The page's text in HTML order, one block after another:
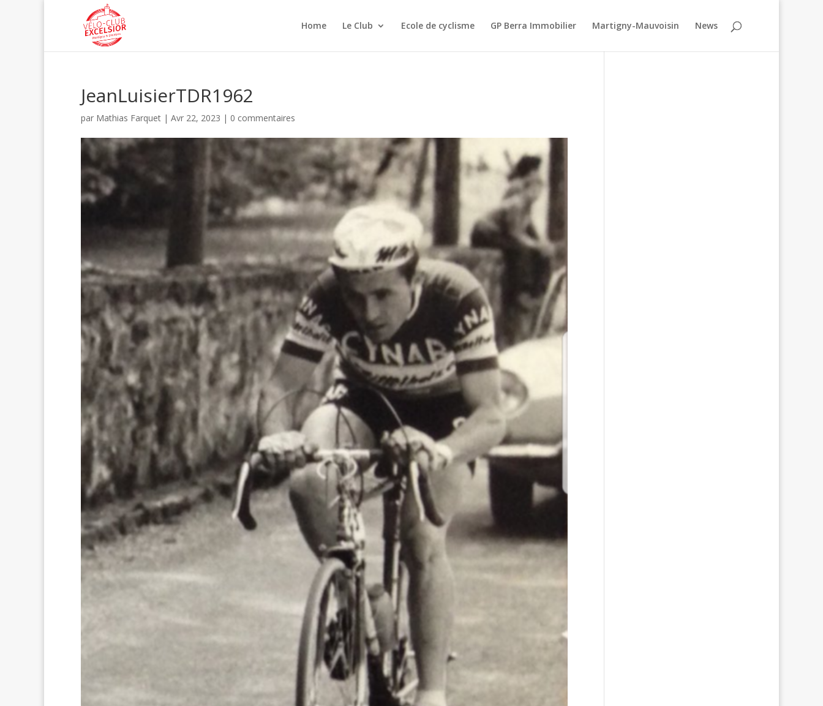
Home Le Club Ecole de cyclisme GP Berra Immobilier Martigny-Mauvoisin News
JeanLuisierTDR1962
par Mathias Farquet | Avr 22, 2023 | 0 commentaires